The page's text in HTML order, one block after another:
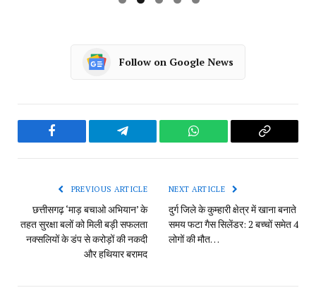
Follow on Google News
Facebook Telegram WhatsApp
Copy
PREVIOUS ARTICLE
छत्तीसगढ़ ‘माड़ बचाओ अभियान’ के
तहत सुरक्षा बलों को मिली बड़ी सफलता
नक्सलियों के डंप से करोड़ों की नकदी
और हथियार बरामद
NEXT ARTICLE
दुर्ग जिले के कुम्हारी क्षेत्र में खाना बनाते
समय फटा गैस सिलेंडर: 2 बच्चों समेत 4
लोगों की मौत…